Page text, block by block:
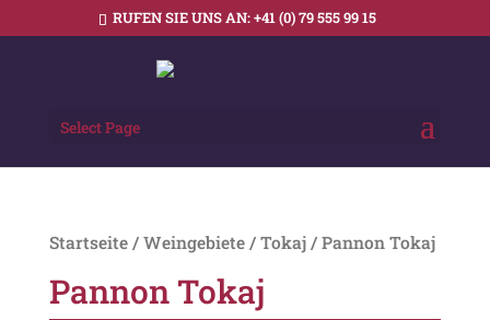
RUFEN SIE UNS AN:+41 (0) 79 555 99 15
Select Page
Startseite/ Weingebiete/ Tokaj/ Pannon Tokaj
Pannon Tokaj